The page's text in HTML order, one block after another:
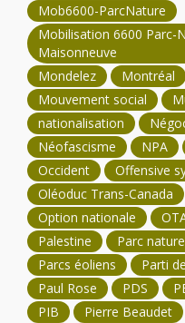
Mob6600-ParcNature
Mobilisation 6600 Parc-
Maisonneuve
Mondelez
Montréal
Mouvement social
nationalisation
Néofascisme
NPA
Occident
Offensive
Oléoduc Trans-Canada
Option nationale
Palestine
Parc
Parcs éoliens
Parti
Paul Rose
PDS
PIB
Pierre Beaudet